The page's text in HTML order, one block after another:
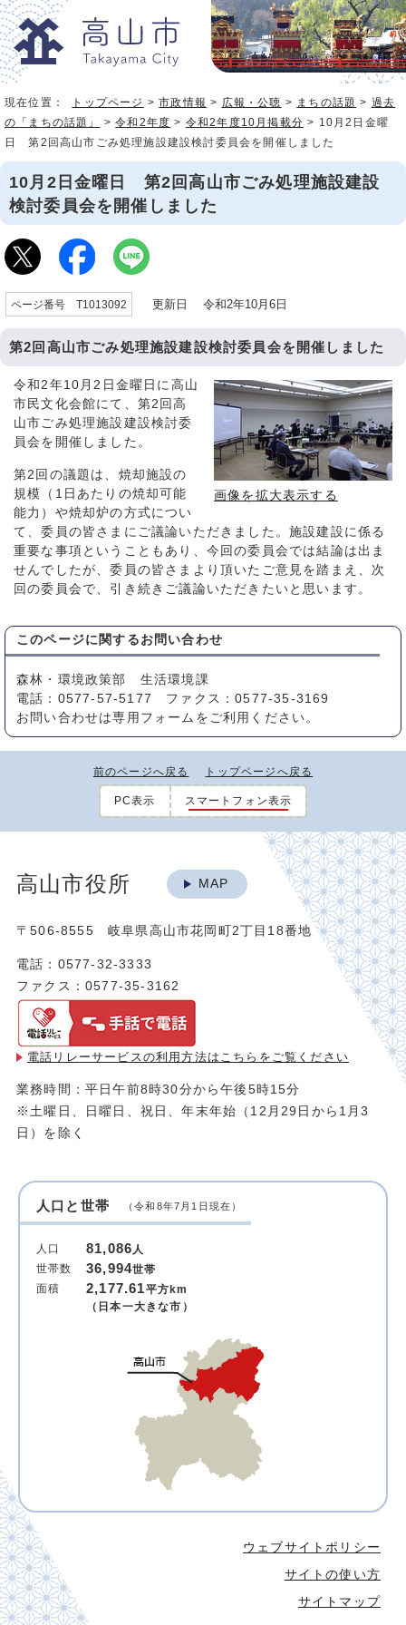
現在位置： トップページ >市政情報 > 広報・公聴 > まちの話題 > 過去
の「まちの話題」
>令和2年度 > 令和2年度10月掲載分 > 10月2日金曜
日 第2回高山市ごみ処理施設建設検討委員会を開催しました
10月2日金曜日 第2回高山市ごみ処理施設建設
検討委員会を開催しました
ページ番号 T1013092 更新日 令和2年10月6日
第2回高山市ごみ処理施設建設検討委員会を開催しました
画像を拡大表示する
令和2年10月2日金曜日に高山
市民文化会館にて、第2回高
山市ごみ処理施設建設検討委
員会を開催しました。
第2回の議題は、焼却施設の
規模（1日あたりの焼却可能
能力）や焼却炉の方式につい
て、委員の皆さまにご議論いただきました。施設建設に係る
重要な事項ということもあり、今回の委員会では結論は出ま
せんでしたが、委員の皆さまより頂いたご意見を踏まえ、次
回の委員会で、引き続きご議論いただきたいと思います。
このページに関する お問い合わせ
森林・環境政策部 生活環境課
電話：0577-57-5177 ファクス：0577-35-3169
お問い合わせは専用フォームをご利用ください。
前のページへ戻る トップページへ戻る
PC表示 スマートフォン表示
高山市役所 MAP
〒506-8555 岐阜県高山市花岡町2丁目18番地
電話：0577-32-3333
ファクス：0577-35-3162
電話リレーサービスの利用方法は こちらをご覧ください
業務時間：平日午前8時30分から午後5時15分
※土曜日、日曜日、祝日、年末年始（12月29日から1月3
日）を除く
人口と世帯 （令和8年7月1日現在）
人口 81,086人
世帯数
36,994世帯
面積
2,177.61平方km
（日本一大きな市）
ウェブサイトポリシー
サイトの使い方
サイトマップ